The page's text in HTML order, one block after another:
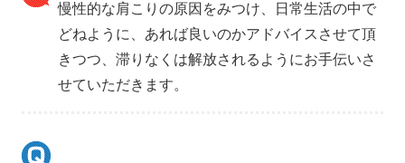
慢性的な肩こりの原因をみつけ、日常生活の中で
どねように、あれば良いのかアドバイスさせて頂
きつつ、滞りなくは解放されるようにお手伝いさ
せていただきます。